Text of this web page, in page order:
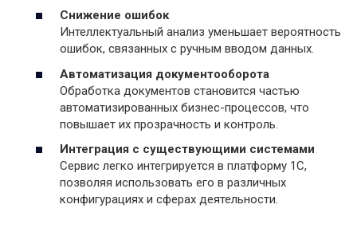
Снижение ошибок
Интеллектуальный анализ уменьшает вероятность
ошибок, связанных с ручным вводом данных.
Автоматизация документооборота
Обработка документов становится частью
автоматизированных бизнес-процессов, что
повышает их прозрачность и контроль.
Интеграция с существующими системами
Сервис легко интегрируется в платформу 1С,
позволяя использовать его в различных
конфигурациях и сферах деятельности.